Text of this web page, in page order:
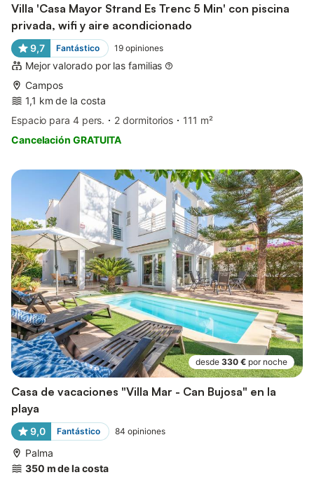
Villa 'Casa Mayor Strand Es Trenc 5 Min' con piscina
privada, wifi y aire acondicionado
9,7 Fantástico 19 opiniones
Mejor valorado por las familias
Campos
1,1 km de la costa
Espacio para 4 pers.
2 dormitorios
111 m²
Cancelación GRATUITA
desde 330 € por noche
Casa de vacaciones "Villa Mar - Can Bujosa" en la
playa
9,0 Fantástico 84 opiniones
Palma
350 m de la costa